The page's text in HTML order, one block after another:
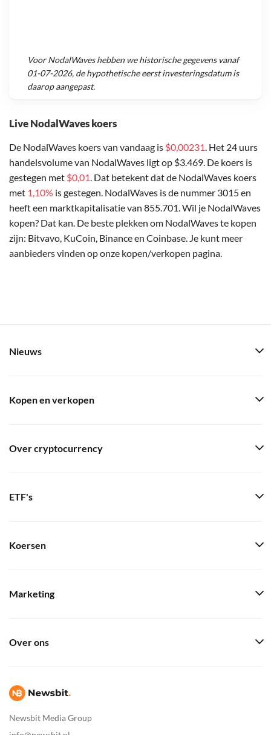
Live NodalWaves koers
De NodalWaves koers van vandaag is $0,00231. Het 24 uurs
handelsvolume van NodalWaves ligt op $3.469. De koers is
gestegen met $0,01. Dat betekent dat de NodalWaves koers
met 1,10% is gestegen. NodalWaves is de nummer 3015 en
heeft een marktkapitalisatie van 855.701. Wil je NodalWaves
kopen? Dat kan. De beste plekken om NodalWaves te kopen
zijn: Bitvavo, KuCoin, Binance en Coinbase. Je kunt meer
aanbieders vinden op onze kopen/verkopen pagina.
VoorNodalWaveshebben we historische gegevens vanaf
01-07-2026, de hypothetische eerst investeringsdatum is
daarop aangepast.
Newsbit Media Group
Nieuws
Kopen en verkopen
Over cryptocurrency
ETF's
Koersen
Marketing
Over ons